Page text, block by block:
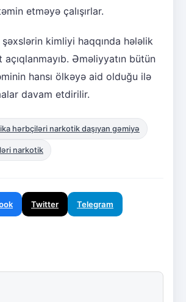
etməyə çalışırlar.
şəxslərin kimliyi haqqında hələlik
Əməliyyatın bütün
hansı ölkəyə aid olduğu ilə
davam etdirilir.
hərbçiləri narkotik daşıyan gəmiyə
narkotik
Twitter Telegram